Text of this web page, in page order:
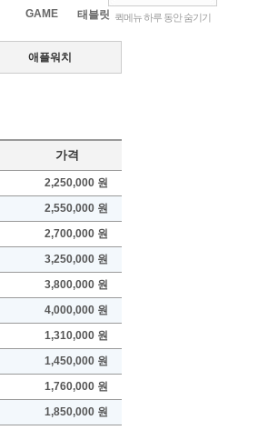
퀵메뉴 하루 동안 숨기기
GAME 태블릿
애플워치
가격
2,250,000 원
2,550,000 원
2,700,000 원
3,250,000 원
3,800,000 원
4,000,000 원
1,310,000 원
1,450,000 원
1,760,000 원
1,850,000 원